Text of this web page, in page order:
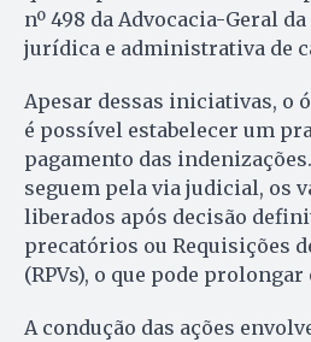
nº 498 da Advocacia-Geral
jurídica e administrativa de
Apesar dessas iniciativas, o
é possível estabelecer um
pagamento das
seguem pela via judicial, os
liberados após decisão
precatórios ou Requisições
(RPVs), o que pode
A condução das ações